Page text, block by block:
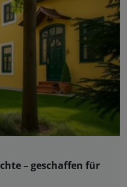
– geschaffen für